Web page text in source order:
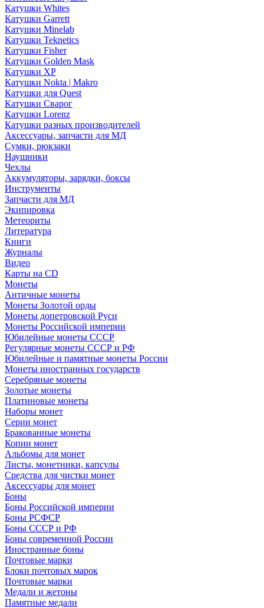
Катушки Whites
Катушки Garrett
Катушки Minelab
Катушки Teknetics
Катушки Fisher
Катушки Golden Mask
Катушки XP
Катушки Nokta | Makro
Катушки для Quest
Катушки Сварог
Катушки Lorenz
Катушки разных производителей
Аксессуары, запчасти для МД
Сумки, рюкзаки
Наушники
Чехлы
Аккумуляторы, зарядки, боксы
Инструменты
Запчасти для МД
Экипировка
Метеориты
Литература
Книги
Журналы
Видео
Карты на CD
Монеты
Античные монеты
Монеты Золотой орды
Монеты допетровской Руси
Монеты Российской империи
Юбилейные монеты СССР
Регулярные монеты СССР и РФ
Юбилейные и памятные монеты России
Монеты иностранных государств
Серебряные монеты
Золотые монеты
Платиновые монеты
Наборы монет
Серии монет
Бракованные монеты
Копии монет
Альбомы для монет
Листы, монетники, капсулы
Средства для чистки монет
Аксессуары для монет
Боны
Боны Российской империи
Боны РСФСР
Боны СССР и РФ
Боны современной России
Иностранные боны
Почтовые марки
Блоки почтовых марок
Почтовые марки
Медали и жетоны
Памятные медали